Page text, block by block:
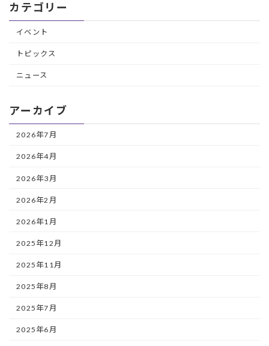
カテゴリー
イベント
トピックス
ニュース
アーカイブ
2026年7月
2026年4月
2026年3月
2026年2月
2026年1月
2025年12月
2025年11月
2025年8月
2025年7月
2025年6月